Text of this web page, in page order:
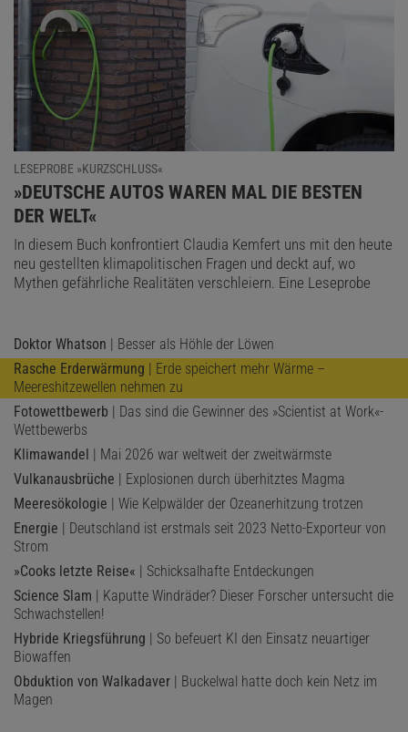
LESEPROBE »KURZSCHLUSS«
:
»DEUTSCHE AUTOS WAREN MAL DIE BESTEN
DER WELT«
In diesem Buch konfrontiert Claudia Kemfert uns mit den heute
neu gestellten klimapolitischen Fragen und deckt auf, wo
Mythen gefährliche Realitäten verschleiern. Eine Leseprobe
Doktor Whatson | Besser als Höhle der Löwen
Rasche Erderwärmung | Erde speichert mehr Wärme –
Meereshitzewellen nehmen zu
Fotowettbewerb | Das sind die Gewinner des »Scientist at Work«-
Wettbewerbs
Klimawandel | Mai 2026 war weltweit der zweitwärmste
Vulkanausbrüche | Explosionen durch überhitztes Magma
Meeresökologie | Wie Kelpwälder der Ozeanerhitzung trotzen
Energie | Deutschland ist erstmals seit 2023 Netto-Exporteur von
Strom
»Cooks letzte Reise« | Schicksalhafte Entdeckungen
Science Slam | Kaputte Windräder? Dieser Forscher untersucht die
Schwachstellen!
Hybride Kriegsführung | So befeuert KI den Einsatz neuartiger
Biowaffen
Obduktion von Walkadaver | Buckelwal hatte doch kein Netz im
Magen